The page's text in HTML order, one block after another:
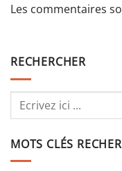
Les commentaires
RECHERCHER
MOTS CLÉS